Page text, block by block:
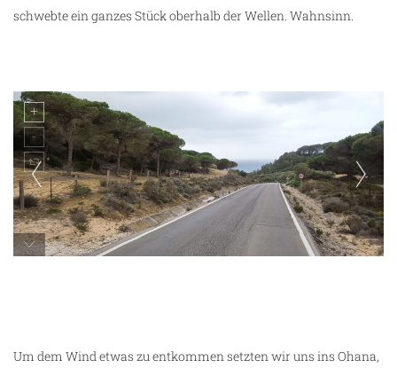
schwebte ein ganzes Stück oberhalb der Wellen. Wahnsinn.
Um dem Wind etwas zu entkommen setzten wir uns ins Ohana,